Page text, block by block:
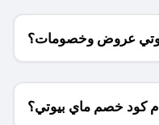
عروض وخصومات؟
كود خصم ماي بيوتي؟